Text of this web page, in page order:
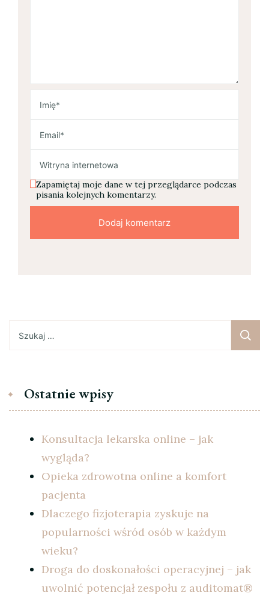
Zapamiętaj moje dane w tej przeglądarce podczas
pisania kolejnych komentarzy.
Ostatnie wpisy
Konsultacja lekarska online – jak
wygląda?
Opieka zdrowotna online a komfort
pacjenta
Dlaczego fizjoterapia zyskuje na
popularności wśród osób w każdym
wieku?
Droga do doskonałości operacyjnej – jak
uwolnić potencjał zespołu z auditomat®